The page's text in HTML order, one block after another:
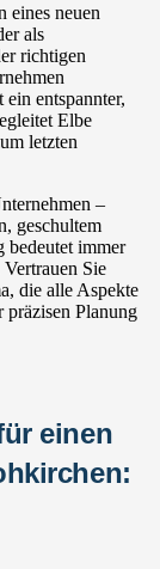
eines neuen
als
richtigen
entspannter,
Elbe
letzten
–
geschultem
bedeutet immer
Sie
die alle Aspekte
präzisen Planung
einen